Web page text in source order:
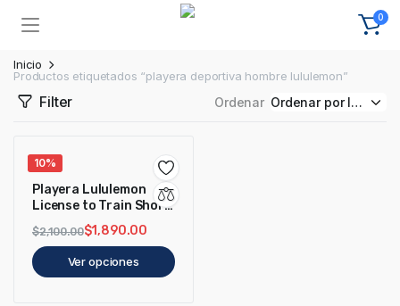
0
Inicio
Productos etiquetados “playera deportiva hombre lululemon”
Filter Ordenar
10%
Playera Lululemon
License to Train Short
Sleeve Negra
$2,100.00$1,890.00
Ver opciones